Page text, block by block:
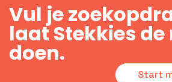
Vul je
laat Stekkies de
doen.
Start